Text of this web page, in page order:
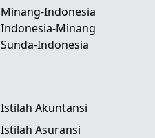
Minang-Indonesia
Indonesia-Minang
Sunda-Indonesia
Istilah Akuntansi
Istilah Asuransi